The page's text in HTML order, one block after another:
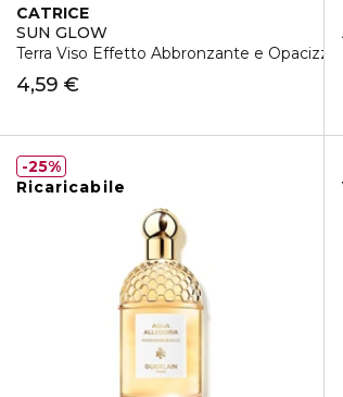
CATRICE
SUN GLOW
Terra Viso Effetto Abbronzante e
4,59 €
Ricaricabile
25%